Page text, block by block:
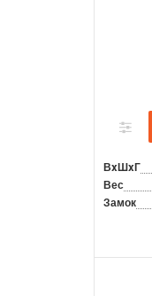
ВxШxГ
Вес
Замок